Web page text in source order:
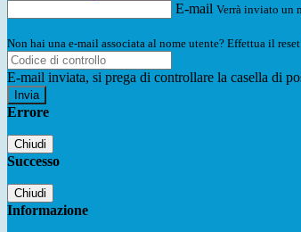
E-mail Verrà inviato un
Non hai una e-mail associata al nome utente? Effettua il
E-mail inviata, si prega di controllare la casella di
Errore
Chiudi
Successo
Chiudi
Informazione